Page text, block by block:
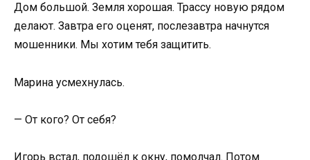
Дом большой. Земля хорошая. Трассу новую рядом
делают. Завтра его оценят, послезавтра начнутся
мошенники. Мы хотим тебя защитить.
Марина усмехнулась.
— От кого? От себя?
Игорь встал, подошёл к окну, помолчал. Потом